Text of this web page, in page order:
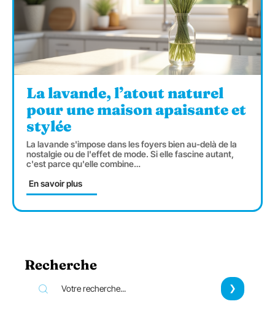
La lavande, l’atout naturel
pour une maison apaisante et
stylée
La lavande s'impose dans les foyers bien au-delà de la
nostalgie ou de l'effet de mode. Si elle fascine autant,
c'est parce qu'elle combine…
En savoir plus
Recherche